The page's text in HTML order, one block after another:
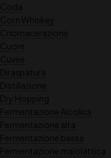
Coda
Corn Whiskey
Criomacerazione
Cuore
Cuvée
Diraspatura
Distillazione
Dry Hopping
Fermentazione Alcolica
Fermentazione alta
Fermentazione bassa
Fermentazione malolattica